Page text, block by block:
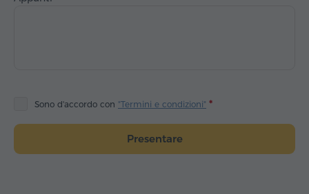
Sono d'accordo con "Termini e condizioni"
Presentare